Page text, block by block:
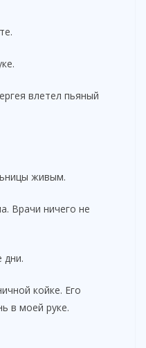
влетел пьяный
живым.
Врачи ничего не
дни.
койке. Его
в моей руке.